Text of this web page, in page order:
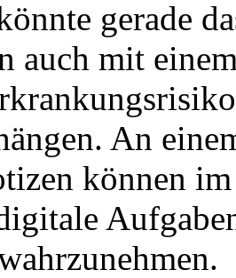
gerade
auch mit
An
können